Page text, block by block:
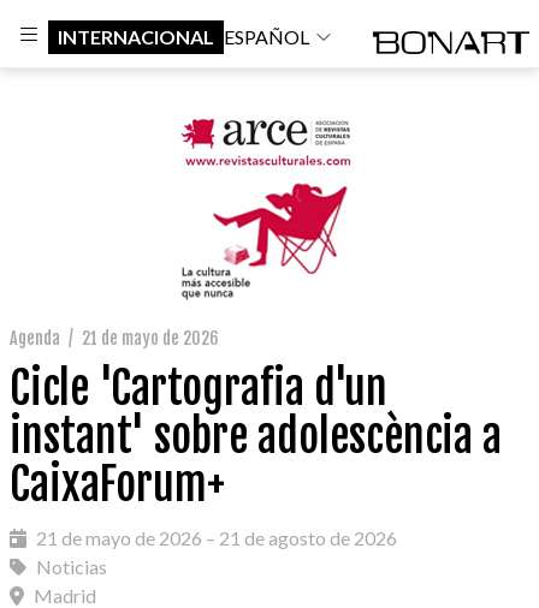
INTERNACIONAL ESPAÑOL
Agenda / 21 de mayo de 2026
Cicle 'Cartografia d'un
instant' sobre adolescència a
CaixaForum+
21 de mayo de 2026 – 21 de agosto de 2026
Noticias
Madrid